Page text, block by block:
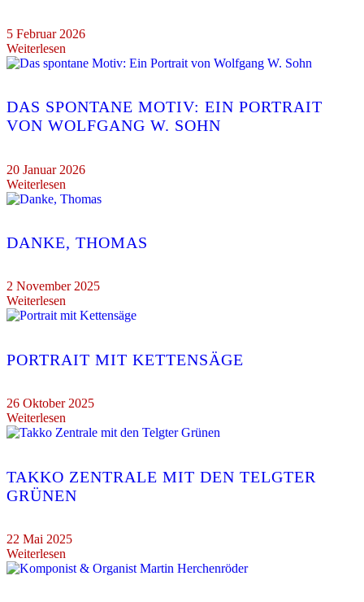
5 Februar 2026
Weiterlesen
DAS SPONTANE MOTIV: EIN PORTRAIT
VON WOLFGANG W. SOHN
20 Januar 2026
Weiterlesen
DANKE, THOMAS
2 November 2025
Weiterlesen
PORTRAIT MIT KETTENSÄGE
26 Oktober 2025
Weiterlesen
TAKKO ZENTRALE MIT DEN TELGTER
GRÜNEN
22 Mai 2025
Weiterlesen